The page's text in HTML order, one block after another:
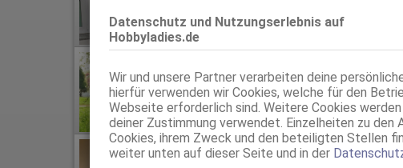
Datenschutz und Nutzungserlebnis auf
Hobbyladies.de
Wir und unsere Partner verarbeiten deine
hierfür verwenden wir Cookies, welche für den
Webseite erforderlich sind. Weitere Cookies
deiner Zustimmung verwendet. Einzelheiten zu den
Cookies, ihrem Zweck und den beteiligten Stellen
weiter unten auf dieser Seite und in der
ZK, 69, GF6, NSa, Franz b. Ihr, BV, Schmu., Kuscheln
Redgepard
44 Jahre, 75A, KF 36/38, 1.63m, 60 kg, total rasiert,
69, Schmu., Kuscheln, Körperküs., EL
Heilbronn - Zentrum